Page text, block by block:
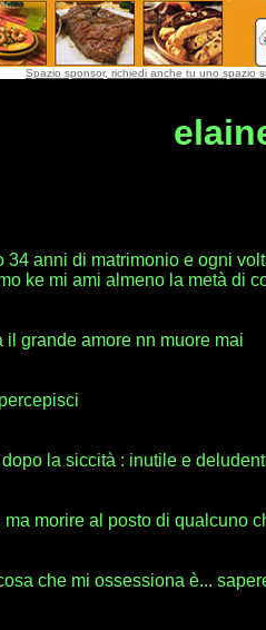
Spazio sponsor, richiedi anche tu uno spazio
anni di matrimonio e ogni
ke mi ami almeno la metà di
grande amore nn muore mai
la siccità : inutile e
morire al posto di qualcuno
che mi ossessiona è...